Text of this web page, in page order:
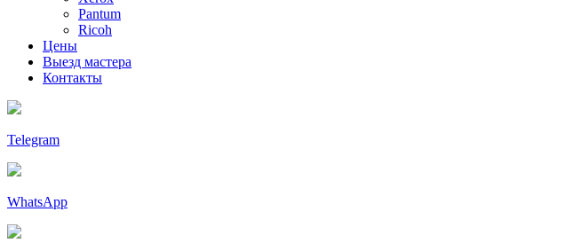
Pantum
Ricoh
Цены
Выезд мастера
Контакты
Telegram
WhatsApp